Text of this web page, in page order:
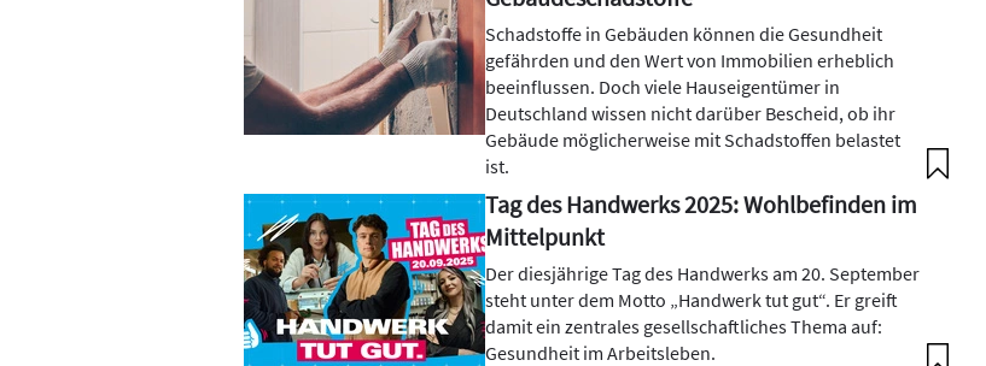
Schadstoffe in Gebäuden können die Gesundheit
gefährden und den Wert von Immobilien erheblich
beeinflussen. Doch viele Hauseigentümer in
Deutschland wissen nicht darüber Bescheid, ob ihr
Gebäude möglicherweise mit Schadstoffen belastet
ist.
Tag des Handwerks 2025: Wohlbefinden im
Mittelpunkt
Der diesjährige Tag des Handwerks am 20. September
steht unter dem Motto „Handwerk tut gut“. Er greift
damit ein zentrales gesellschaftliches Thema auf:
Gesundheit im Arbeitsleben.